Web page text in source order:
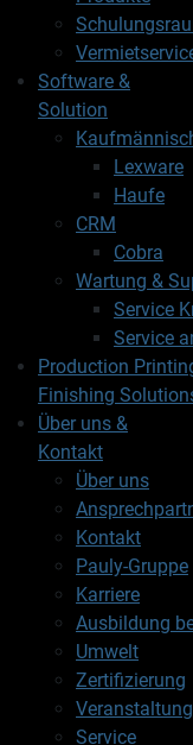
Software &
Solution
Lexware
Haufe
CRM
Cobra
Wartung &
Service
Service
Production
Finishing
Über uns &
Kontakt
Über uns
Kontakt
Pauly-Gruppe
Karriere
Ausbildung
Umwelt
Zertifizierung
Service